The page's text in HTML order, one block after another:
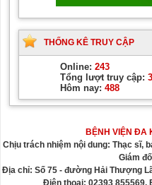
THỐNG KÊ TRUY CẬP
Online: 243
Tổng lượt truy cập:
Hôm nay: 488
BỆNH VIỆN ĐA
Chịu trách nhiệm nội dung: Thạc sĩ,
Giám
Địa chỉ: Số 75 - đường Hải Thượng
Điện thoại: 02393 855569.